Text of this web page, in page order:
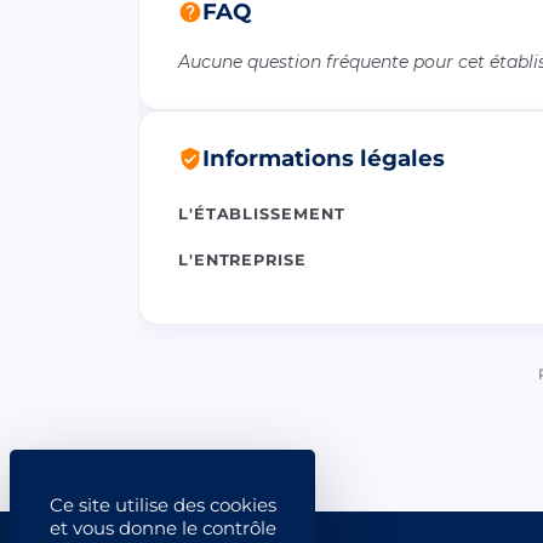
Ce site utilise des cookies
et vous donne le contrôle
FAQ
Aucune question fréquente pour cet
Informations légales
L'ÉTABLISSEMENT
L'ENTREPRISE